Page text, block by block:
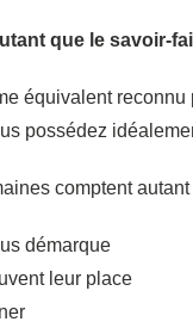
que le savoir-
équivalent
possédez
comptent
démarque
leur place